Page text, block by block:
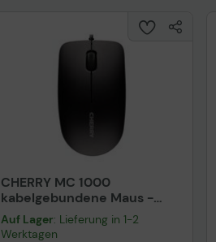
CHERRY MC 1000
kabelgebundene Maus -
schwarz
Auf Lager: Lieferung in 1-2
Werktagen